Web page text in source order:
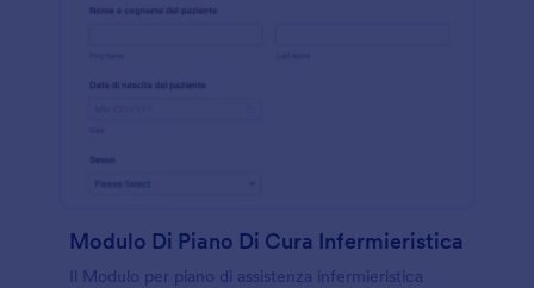
Modulo Di Piano Di Cura Infermieristica
Il Modulo per piano di assistenza infermieristica